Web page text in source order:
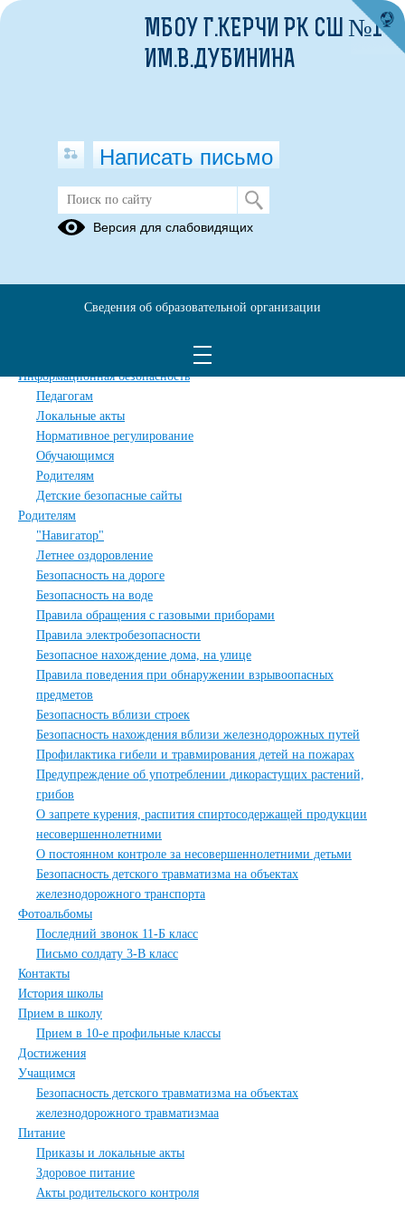
Карта сайта
Обращения граждан
Информационная безопасность
Педагогам
Локальные акты
Нормативное регулирование
Обучающимся
Родителям
Детские безопасные сайты
Родителям
"Навигатор"
Летнее оздоровление
Безопасность на дороге
Безопасность на воде
Правила обращения с газовыми приборами
Правила электробезопасности
Безопасное нахождение дома, на улице
Правила поведения при обнаружении взрывоопасных
предметов
Безопасность вблизи строек
Безопасность нахождения вблизи железнодорожных путей
Профилактика гибели и травмирования детей на пожарах
Предупреждение об употреблении дикорастущих растений,
грибов
О запрете курения, распития спиртосодержащей продукции
несовершеннолетними
О постоянном контроле за несовершеннолетними детьми
Безопасность детского травматизма на объектах
железнодорожного транспорта
Фотоальбомы
Последний звонок 11-Б класс
Письмо солдату 3-В класс
Контакты
История школы
Прием в школу
Прием в 10-е профильные классы
Достижения
Учащимся
Безопасность детского травматизма на объектах
железнодорожного травматизмаа
Питание
Приказы и локальные акты
Здоровое питание
Акты родительского контроля
МБОУ Г.КЕРЧИ РК СШ №1
ИМ.В.ДУБИНИНА
Написать письмо
Версия для слабовидящих
Сведения об образовательной организации